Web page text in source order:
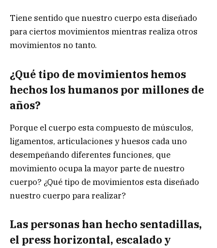
Tiene sentido que nuestro cuerpo esta diseñado
para ciertos movimientos mientras realiza otros
movimientos no tanto.
¿Qué tipo de movimientos hemos
hechos los humanos por millones de
años?
Porque el cuerpo esta compuesto de músculos,
ligamentos, articulaciones y huesos cada uno
desempeñando diferentes funciones, que
movimiento ocupa la mayor parte de nuestro
cuerpo? ¿Qué tipo de movimientos esta diseñado
nuestro cuerpo para realizar?
Las personas han hecho sentadillas,
el press horizontal, escalado y